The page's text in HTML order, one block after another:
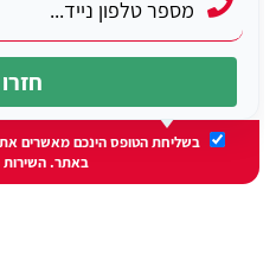
בשליחת הטופס הינכם מאשרים
באתר. השירות